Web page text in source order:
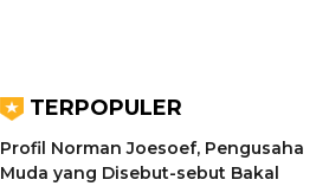
TERPOPULER
Profil Norman Joesoef, Pengusaha
Muda yang Disebut-sebut Bakal